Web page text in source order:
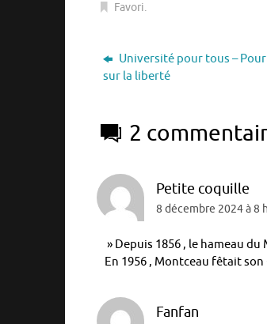
Favori.
Université pour tous –
sur la liberté
2
Petite coquille
8 décembre 2024 à 8
» Depuis 1856 , le hameau
En 1956 , Montceau fêtait son
Fanfan